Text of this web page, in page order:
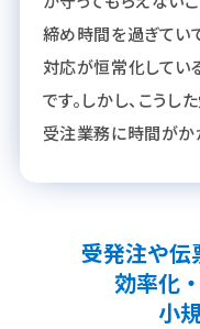
締め時間を過ぎてい
対応が恒常化してい
です。しかし、こう
受注業務に時間がか
受発注や伝
効率化
小